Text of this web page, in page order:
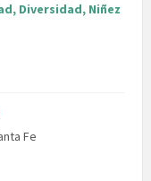
Diversidad, Niñez
Fe